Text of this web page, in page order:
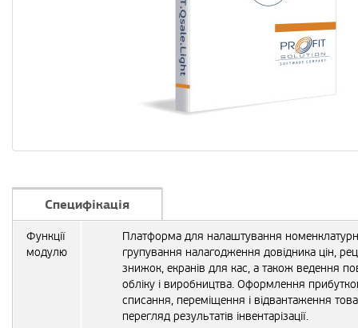
Специфікація
Функції
модулю
Платформа для налаштування
групування налагодження довідника цін,
знижок, екранів для кас, а також ведення
обліку і виробництва. Оформлення
списання, переміщення і відвантаження
перегляд результатів інвентарізації.